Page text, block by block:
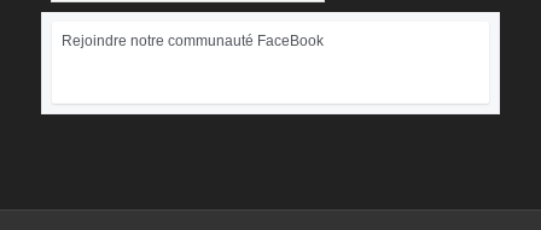
Rejoindre notre communauté FaceBook